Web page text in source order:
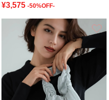
¥3,575 -50%OFF-
お気に入り